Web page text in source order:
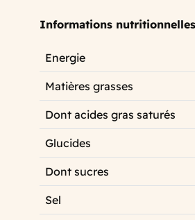
Informations
Energie
Matières grasses
Dont acides gras saturés
Glucides
Dont sucres
Sel